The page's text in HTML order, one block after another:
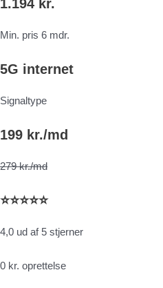
1.194 kr.
Min. pris 6 mdr.
5G internet
Signaltype
199 kr./md
279 kr./md
⭐⭐⭐⭐⭐
4,0 ud af 5 stjerner
0 kr. oprettelse